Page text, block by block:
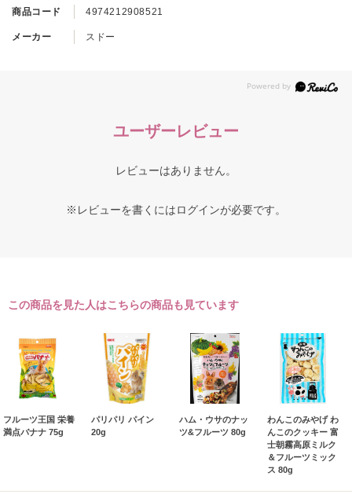
商品コード 4974212908521
メーカー スドー
ユーザーレビュー
レビューはありません。
※レビューを書くにはログインが必要です。
この商品を見た人はこちらの商品も見ています
フルーツ王国 栄養
満点バナナ 75g
パリパリ パイン
20g
ハム・ウサのナッ
ツ&フルーツ 80g
わんこのみやげ わ
んこのクッキー 富
士朝霧高原ミルク
＆フルーツミック
ス 80g